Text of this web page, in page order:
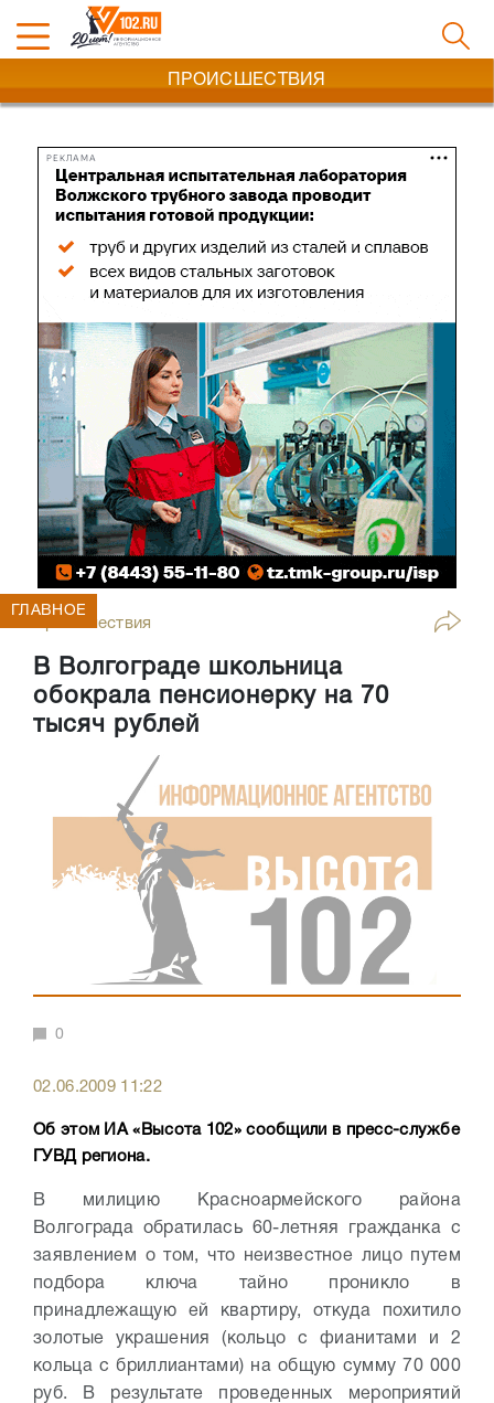
ПРОИСШЕСТВИЯ
РЕКЛАМА
Происшествия
В Волгограде школьница
обокрала пенсионерку на 70
тысяч рублей
ГЛАВНОЕ
0
02.06.2009 11:22
Об этом ИА «Высота 102» сообщили в пресс-службе
ГУВД региона.
В милицию Красноармейского района
Волгограда обратилась 60-летняя гражданка с
заявлением о том, что неизвестное лицо путем
подбора ключа тайно проникло в
принадлежащую ей квартиру, откуда похитило
золотые украшения (кольцо с фианитами и 2
кольца с бриллиантами) на общую сумму 70 000
руб. В результате проведенных мероприятий